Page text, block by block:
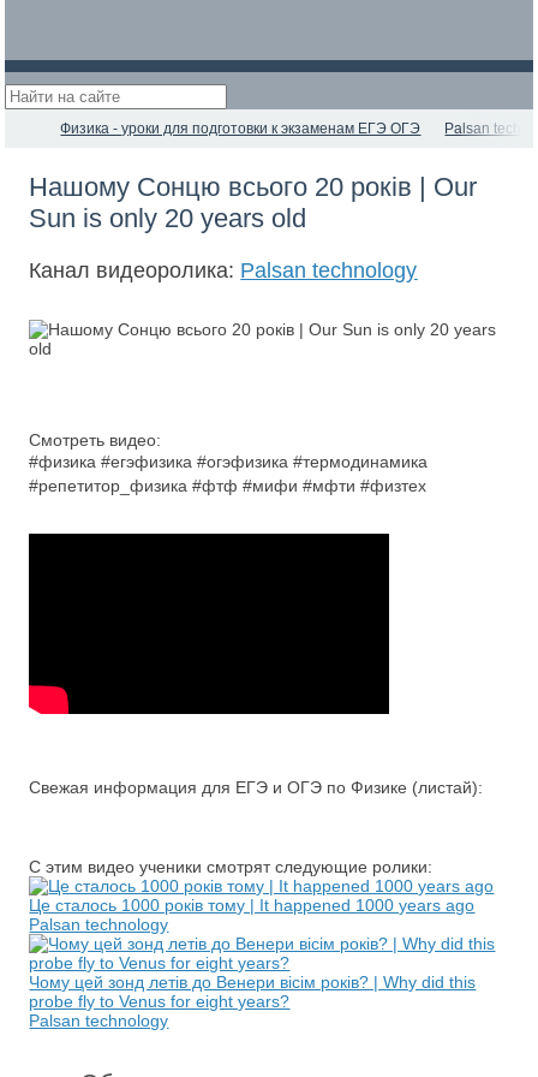
Физика - уроки для подготовки к экзаменам ЕГЭ ОГЭ Palsan
Нашому Сонцю всього 20 років | Our
Sun is only 20 years old
Канал видеоролика: Palsan technology
Смотреть видео:
#физика #егэфизика #огэфизика #термодинамика
#репетитор_физика #фтф #мифи #мфти #физтех
Свежая информация для ЕГЭ и ОГЭ по Физике (листай):
С этим видео ученики смотрят следующие ролики:
Це сталось 1000 років тому | It happened 1000 years ago
Palsan technology
Чому цей зонд летів до Венери вісім років? | Why did this
probe fly to Venus for eight years?
Palsan technology